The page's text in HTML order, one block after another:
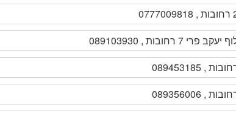
פרי 7 רחובות , 089103930